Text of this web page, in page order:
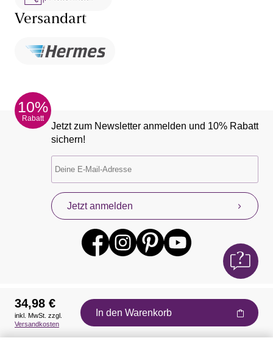
Versandart
10%
Rabatt
Jetzt zum Newsletter anmelden und 10% Rabatt
sichern!
Jetzt anmelden
Auszeichnungen
34,98 €
inkl. MwSt. zzgl.
Versandkosten
In den Warenkorb